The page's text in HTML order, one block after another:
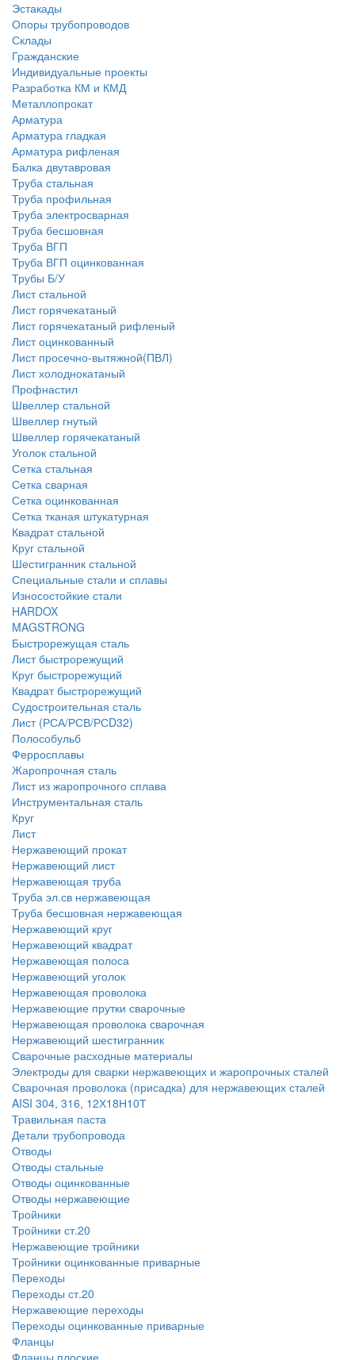
Эстакады
Опоры трубопроводов
Склады
Гражданские
Индивидуальные проекты
Разработка КМ и КМД
Металлопрокат
Арматура
Арматура гладкая
Арматура рифленая
Балка двутавровая
Труба стальная
Труба профильная
Труба электросварная
Труба бесшовная
Труба ВГП
Труба ВГП оцинкованная
Трубы Б/У
Лист стальной
Лист горячекатаный
Лист горячекатаный рифленый
Лист оцинкованный
Лист просечно-вытяжной(ПВЛ)
Лист холоднокатаный
Профнастил
Швеллер стальной
Швеллер гнутый
Швеллер горячекатаный
Уголок стальной
Сетка стальная
Сетка сварная
Сетка оцинкованная
Сетка тканая штукатурная
Квадрат стальной
Круг стальной
Шестигранник стальной
Специальные стали и сплавы
Износостойкие стали
HARDOX
MAGSTRONG
Быстрорежущая сталь
Лист быстрорежущий
Круг быстрорежущий
Квадрат быстрорежущий
Судостроительная сталь
Лист (РСА/РСВ/РСD32)
Полособульб
Ферросплавы
Жаропрочная сталь
Лист из жаропрочного сплава
Инструментальная сталь
Круг
Лист
Нержавеющий прокат
Нержавеющий лист
Нержавеющая труба
Труба эл.св нержавеющая
Труба бесшовная нержавеющая
Нержавеющий круг
Нержавеющий квадрат
Нержавеющая полоса
Нержавеющий уголок
Нержавеющая проволока
Нержавеющие прутки сварочные
Нержавеющая проволока сварочная
Нержавеющий шестигранник
Сварочные расходные материалы
Электроды для сварки нержавеющих и жаропрочных сталей
Сварочная проволока (присадка) для нержавеющих сталей
AISI 304, 316, 12Х18Н10Т
Травильная паста
Детали трубопровода
Отводы
Отводы стальные
Отводы оцинкованные
Отводы нержавеющие
Тройники
Тройники ст.20
Нержавеющие тройники
Тройники оцинкованные приварные
Переходы
Переходы ст.20
Нержавеющие переходы
Переходы оцинкованные приварные
Фланцы